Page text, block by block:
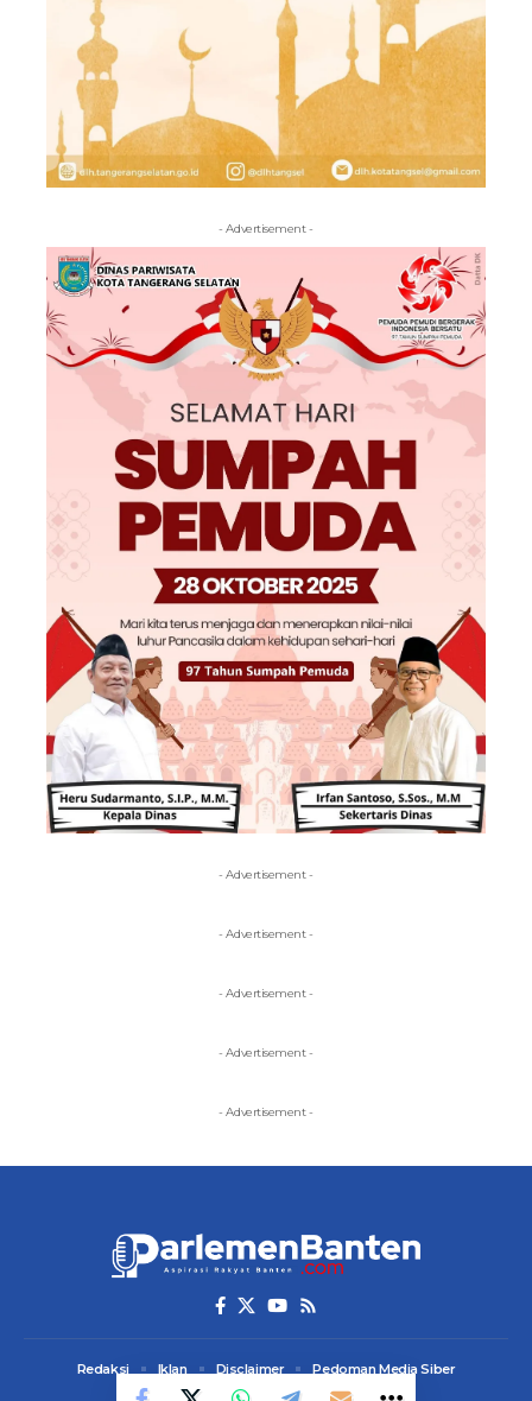
- Advertisement -
- Advertisement -
- Advertisement -
- Advertisement -
- Advertisement -
- Advertisement -
Redaksi Iklan Disclaimer Pedoman Media Siber